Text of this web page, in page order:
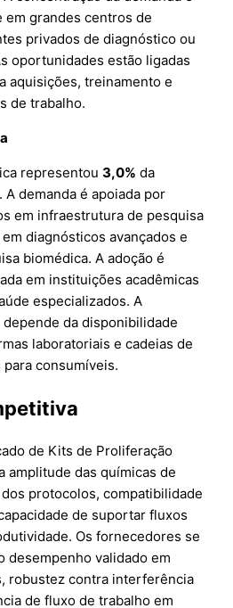
grandes centros de
privados de diagnóstico ou
oportunidades estão ligadas
aquisições, treinamento e
de trabalho.
representou3,0% da
. A demanda é apoiada por
em infraestrutura de pesquisa
diagnósticos avançados e
biomédica. A adoção é
em instituições acadêmicas
especializados. A
da disponibilidade
laboratoriais e cadeias de
consumíveis.
de Kits de Proliferação
amplitude das químicas de
protocolos, compatibilidade
de suportar fluxos
Os fornecedores se
desempenho validado em
robustez contra interferência
de fluxo de trabalho em